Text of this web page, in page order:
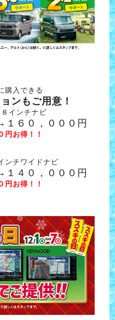
購入できる
ンもご用意！
インチナビ
１６０，０００円
円お得！！
チワイドナビ
１４０，０００円
円お得！！